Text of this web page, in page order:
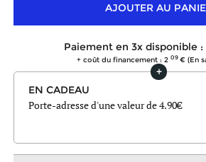
AJOUTER AU
Paiement en 3x disponible :
+ coût du financement : 2 09 (En
EN CADEAU
Porte-adresse d'une valeur de 4.90